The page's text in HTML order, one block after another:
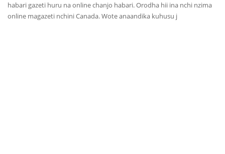
habari gazeti huru na online chanjo habari. Orodha hii ina nchi nzima
online magazeti nchini Canada. Wote anaandika kuhusu j